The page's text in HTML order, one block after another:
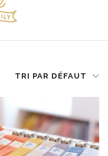
TRI PAR DÉFAUT